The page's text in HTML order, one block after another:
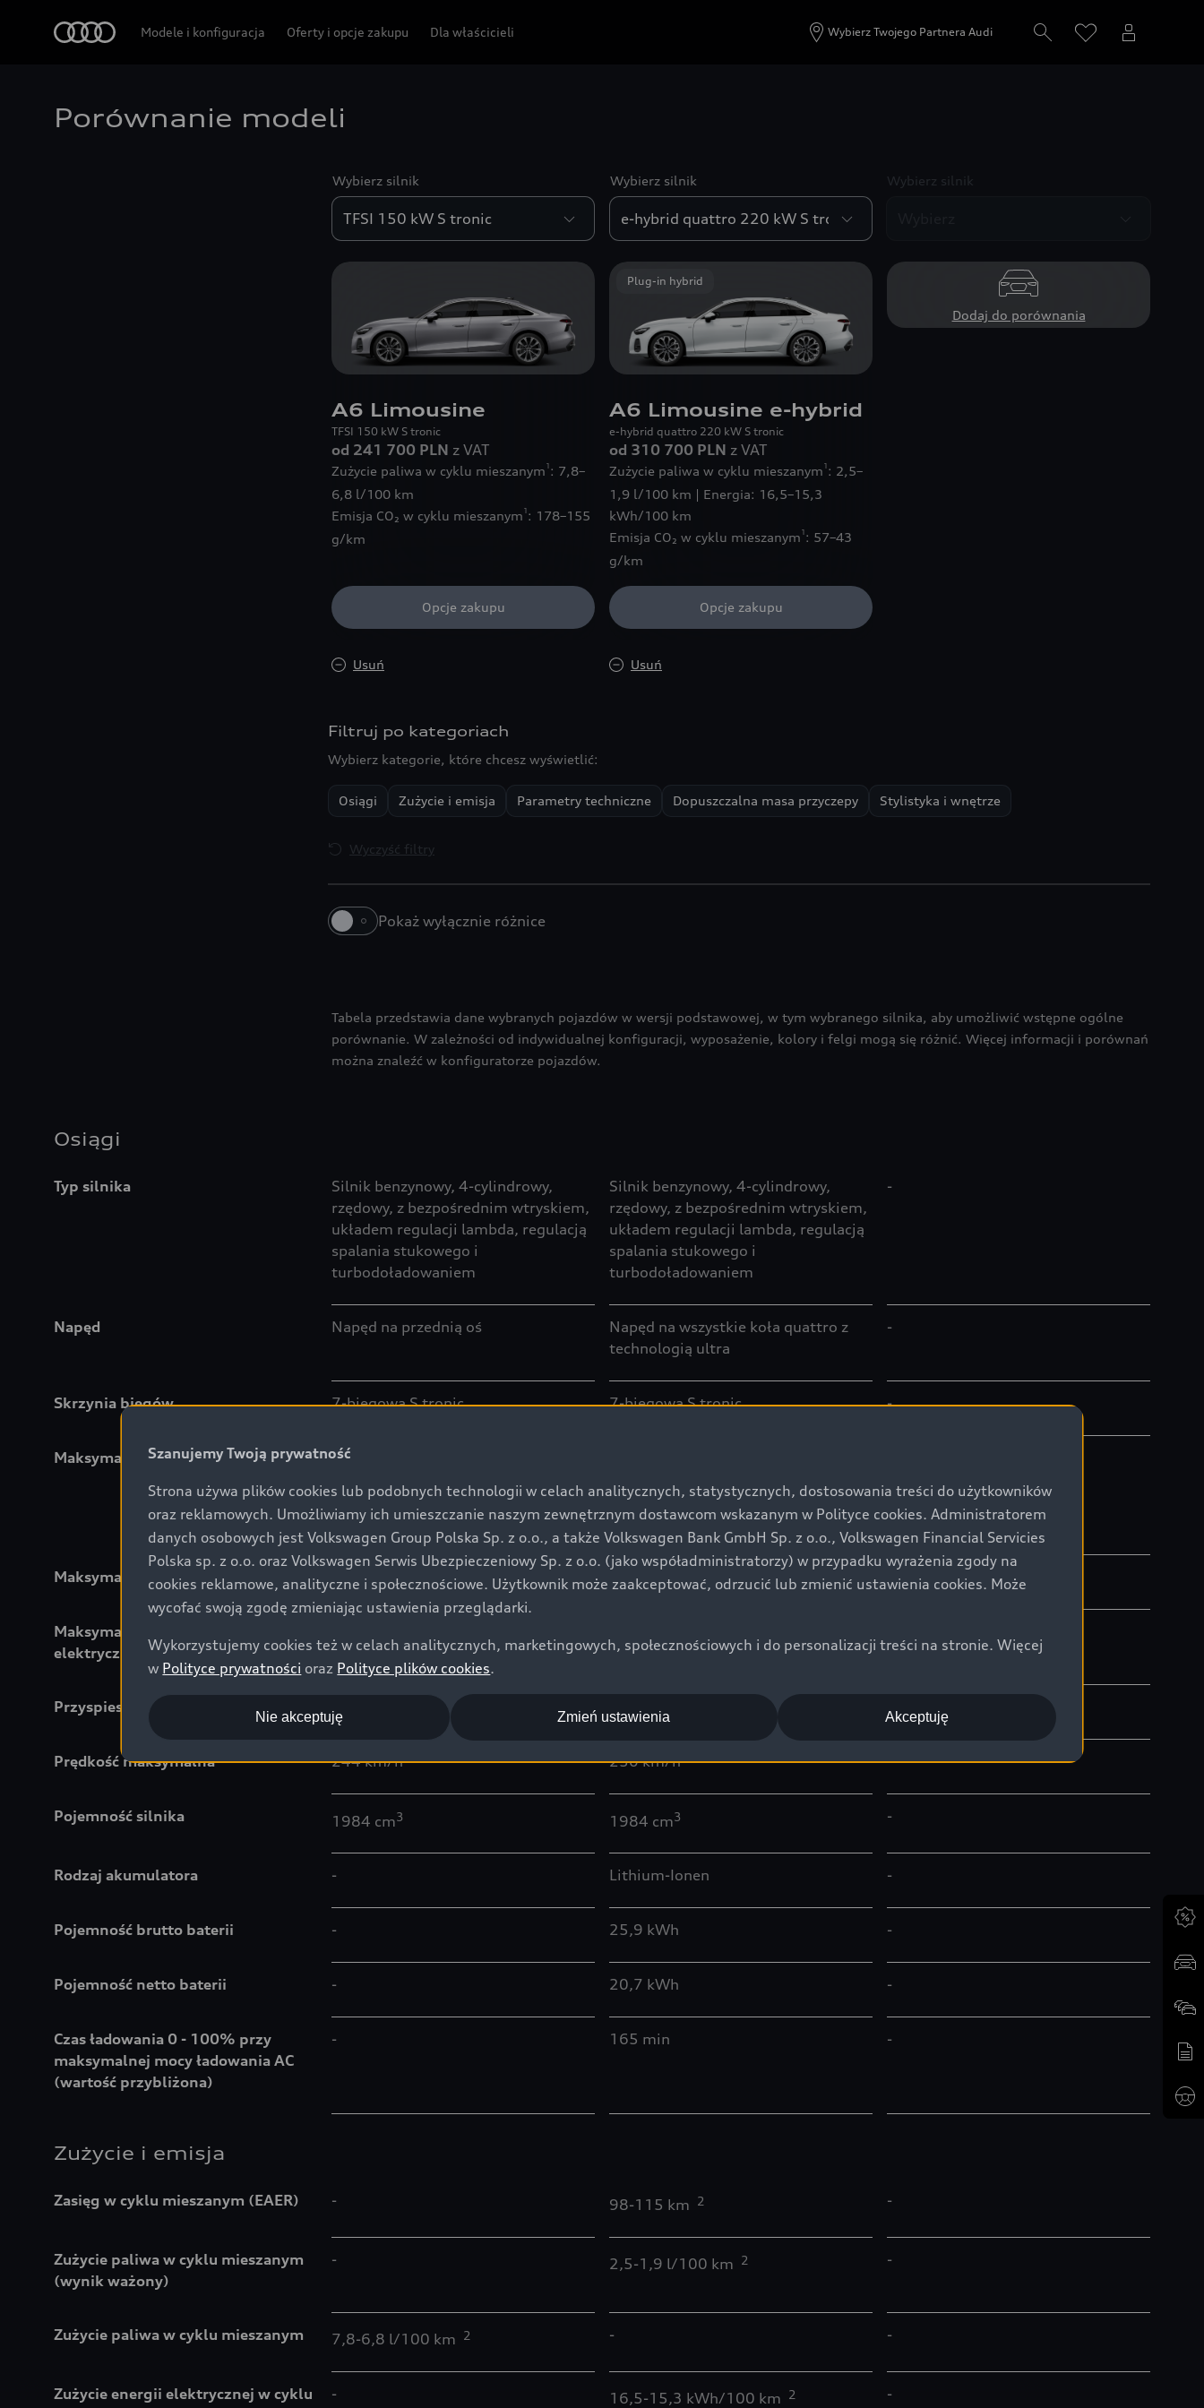
Modele i konfiguracja Oferty i opcje zakupu Dla właścicieli Wybierz Twojego Partnera Audi
Porównanie modeli
Wybierz silnik
A6 Limousine
TFSI 150 kW S tronic
od 241 700 PLN z VAT
Zużycie paliwa w cyklu mieszanym 1 : 7,8–
6,8 l/100 km
Emisja CO₂ w cyklu mieszanym 1 : 178–155
g/km
Opcje zakupu
Usuń
Wybierz silnik
Plug-in hybrid
A6 Limousine e-hybrid
e-hybrid quattro 220 kW S tronic
od 310 700 PLN z VAT
Zużycie paliwa w cyklu mieszanym 1 : 2,5–
1,9 l/100 km | Energia: 16,5–15,3
kWh/100 km
Emisja CO₂ w cyklu mieszanym 1 : 57–43
g/km
Opcje zakupu
Usuń
Wybierz silnik
Dodaj do porównania
Filtruj po kategoriach
Wybierz kategorie, które chcesz wyświetlić:
Osiągi Zużycie i emisja Parametry techniczne Dopuszczalna masa przyczepy Stylistyka i wnętrze
Wyczyść filtry
Pokaż wyłącznie różnice
Tabela przedstawia dane wybranych pojazdów w wersji podstawowej, w tym wybranego silnika, aby umożliwić wstępne ogólne
porównanie. W zależności od indywidualnej konfiguracji, wyposażenie, kolory i felgi mogą się różnić. Więcej informacji i porównań
można znaleźć w konfiguratorze pojazdów.
Osiągi
Typ silnika
Silnik benzynowy, 4-cylindrowy,
rzędowy, z bezpośrednim wtryskiem,
układem regulacji lambda, regulacją
spalania stukowego i
turbodoładowaniem
Silnik benzynowy, 4-cylindrowy,
rzędowy, z bezpośrednim wtryskiem,
układem regulacji lambda, regulacją
spalania stukowego i
turbodoładowaniem
-
Napęd Napęd na przednią oś
Napęd na wszystkie koła quattro z
technologią ultra
-
Skrzynia biegów 7-biegowa S tronic 7-biegowa S tronic -
Maksymalna moc silnika 150 kW przy 4.300 - 6.000 obr./min
systemowa silnika elektrycznego i
spalinowego
Maksymalna moc silnika (KW) 150 kW 220 kW
Maksymalna moc silnika
elektrycznego
Przyspieszenie 0-100 km/h 8,2 s 6,0 s -
Prędkość maksymalna 244 km/h 250 km/h -
Pojemność silnika 1984 cm3 1984 cm3 -
Rodzaj akumulatora - Lithium-Ionen -
Pojemność brutto baterii - 25,9 kWh -
Pojemność netto baterii - 20,7 kWh -
Czas ładowania 0 - 100% przy
maksymalnej mocy ładowania AC
(wartość przybliżona)
- 165 min -
Zużycie i emisja
Zasięg w cyklu mieszanym (EAER) - 98-115 km 2 -
Zużycie paliwa w cyklu mieszanym
(wynik ważony)
- 2,5-1,9 l/100 km 2 -
Zużycie paliwa w cyklu mieszanym 7,8-6,8 l/100 km 2 - -
Zużycie energii elektrycznej w cyklu
- 16,5-15,3 kWh/100 km 2 -
Szanujemy Twoją prywatność
Strona używa plików cookies lub podobnych technologii w celach analitycznych, statystycznych, dostosowania treści do użytkowników
oraz reklamowych. Umożliwiamy ich umieszczanie naszym zewnętrznym dostawcom wskazanym w Polityce cookies. Administratorem
danych osobowych jest Volkswagen Group Polska Sp. z o.o., a także Volkswagen Bank GmbH Sp. z o.o., Volkswagen Financial Servicies
Polska sp. z o.o. oraz Volkswagen Serwis Ubezpieczeniowy Sp. z o.o. (jako współadministratorzy) w przypadku wyrażenia zgody na
cookies reklamowe, analityczne i społecznościowe. Użytkownik może zaakceptować, odrzucić lub zmienić ustawienia cookies. Może
wycofać swoją zgodę zmieniając ustawienia przeglądarki.
Wykorzystujemy cookies też w celach analitycznych, marketingowych, społecznościowych i do personalizacji treści na stronie. Więcej
w Polityce prywatności oraz Polityce plików cookies.
Akceptuję
Nie akceptuję Zmień ustawienia